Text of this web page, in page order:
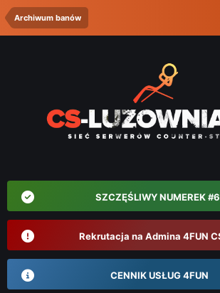
Archiwum banów
SZCZĘŚLIWY NUMEREK
Rekrutacja na Admina 4FUN
CENNIK USŁUG 4FUN